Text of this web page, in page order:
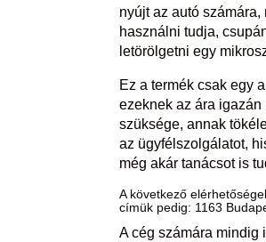
nyújt az autó
használni tudja,
letörölgetni egy
Ez a termék csak egy
ezeknek az ára
szüksége, annak
az ügyfélszolgálatot,
még akár tanácsot is
A következő
címük pedig: 1163
A cég számára mindig